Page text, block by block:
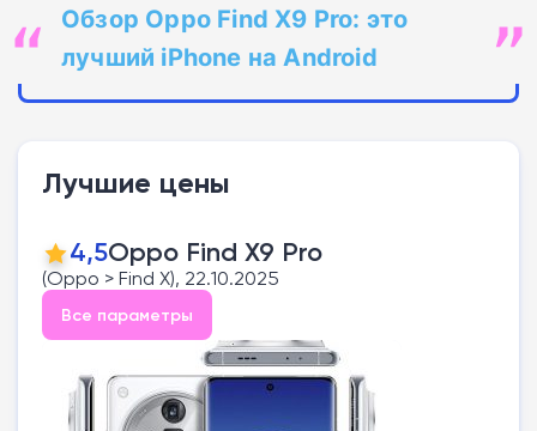
Обзор Oppo Find X9 Pro: это
лучший iPhone на Android
Лучшие цены
4,5Oppo Find X9 Pro
(Oppo > Find X), 22.10.2025
Все параметры